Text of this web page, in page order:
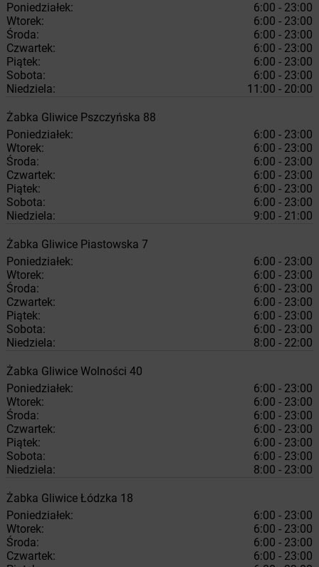
Poniedziałek:
6:00 - 23:00
Wtorek:
6:00 - 23:00
Środa:
6:00 - 23:00
Czwartek:
6:00 - 23:00
Piątek:
6:00 - 23:00
Sobota:
6:00 - 23:00
Niedziela:
11:00 - 20:00
Żabka Gliwice Pszczyńska 88
Poniedziałek:
6:00 - 23:00
Wtorek:
6:00 - 23:00
Środa:
6:00 - 23:00
Czwartek:
6:00 - 23:00
Piątek:
6:00 - 23:00
Sobota:
6:00 - 23:00
Niedziela:
9:00 - 21:00
Żabka Gliwice Piastowska 7
Poniedziałek:
6:00 - 23:00
Wtorek:
6:00 - 23:00
Środa:
6:00 - 23:00
Czwartek:
6:00 - 23:00
Piątek:
6:00 - 23:00
Sobota:
6:00 - 23:00
Niedziela:
8:00 - 22:00
Żabka Gliwice Wolności 40
Poniedziałek:
6:00 - 23:00
Wtorek:
6:00 - 23:00
Środa:
6:00 - 23:00
Czwartek:
6:00 - 23:00
Piątek:
6:00 - 23:00
Sobota:
6:00 - 23:00
Niedziela:
8:00 - 23:00
Żabka Gliwice Łódzka 18
Poniedziałek:
6:00 - 23:00
Wtorek:
6:00 - 23:00
Środa:
6:00 - 23:00
Czwartek:
6:00 - 23:00